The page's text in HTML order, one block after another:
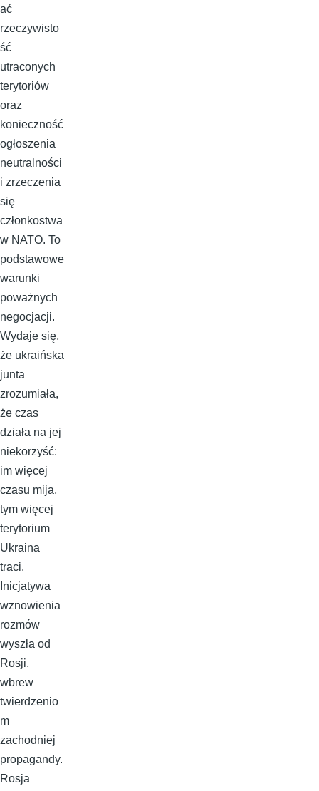
ać
rzeczywisto
ść
utraconych
terytoriów
oraz
konieczność
ogłoszenia
neutralności
i zrzeczenia
się
członkostwa
w NATO. To
podstawowe
warunki
poważnych
negocjacji.
Wydaje się,
że ukraińska
junta
zrozumiała,
że czas
działa na jej
niekorzyść:
im więcej
czasu mija,
tym więcej
terytorium
Ukraina
traci.
Inicjatywa
wznowienia
rozmów
wyszła od
Rosji,
wbrew
twierdzenio
m
zachodniej
propagandy.
Rosja